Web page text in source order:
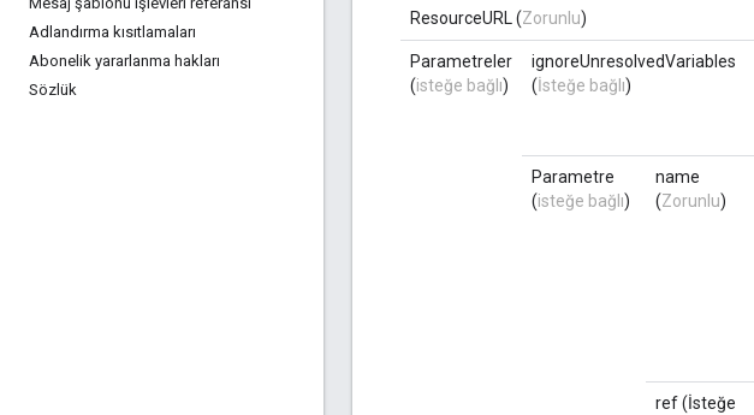
Adlandırma kısıtlamaları
Abonelik yararlanma hakları
Sözlük
ResourceURL (Zorunlu)
Parametreler
(isteğe bağlı)
ignoreUnresolvedVariables
(İsteğe bağlı)
Parametre
(isteğe bağlı)
name
(Zorunlu)
ref (İsteğe